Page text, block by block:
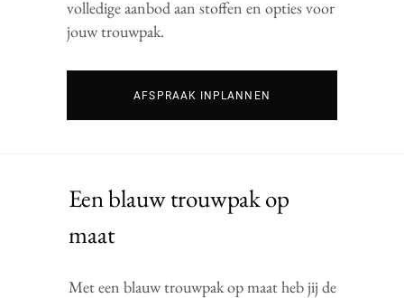
volledige aanbod aan stoffen en opties voor
jouw trouwpak.
AFSPRAAK INPLANNEN
Een blauw trouwpak op
maat
Met een blauw trouwpak op maat heb jij de